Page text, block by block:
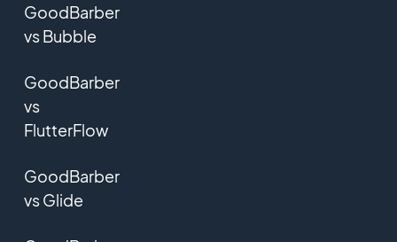
GoodBarber
vs Bubble
GoodBarber
vs
FlutterFlow
GoodBarber
vs Glide